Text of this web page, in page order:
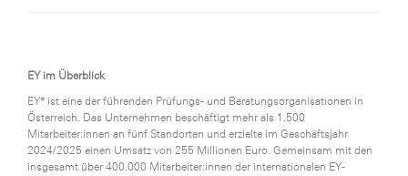
EY im Überblick
EY* ist eine der führenden Prüfungs- und Beratungsorganisationen in
Österreich. Das Unternehmen beschäftigt mehr als 1.500
Mitarbeiter:innen an fünf Standorten und erzielte im Geschäftsjahr
2024/2025 einen Umsatz von 255 Millionen Euro. Gemeinsam mit den
insgesamt über 400.000 Mitarbeiter:innen der internationalen EY-